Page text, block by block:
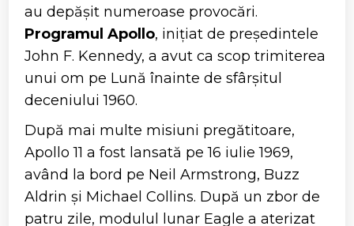
au depășit numeroase provocări.
Programul Apollo, inițiat de președintele
John F. Kennedy, a avut ca scop trimiterea
unui om pe Lună înainte de sfârșitul
deceniului 1960.
După mai multe misiuni pregătitoare,
Apollo 11 a fost lansată pe 16 iulie 1969,
având la bord pe Neil Armstrong, Buzz
Aldrin și Michael Collins. După un zbor de
patru zile, modulul lunar Eagle a aterizat